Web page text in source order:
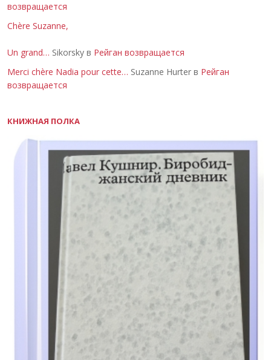
возвращается
Chère Suzanne,
Un grand… Sikorsky в Рейган возвращается
Merci chère Nadia pour cette… Suzanne Hurter в Рейган
возвращается
КНИЖНАЯ ПОЛКА